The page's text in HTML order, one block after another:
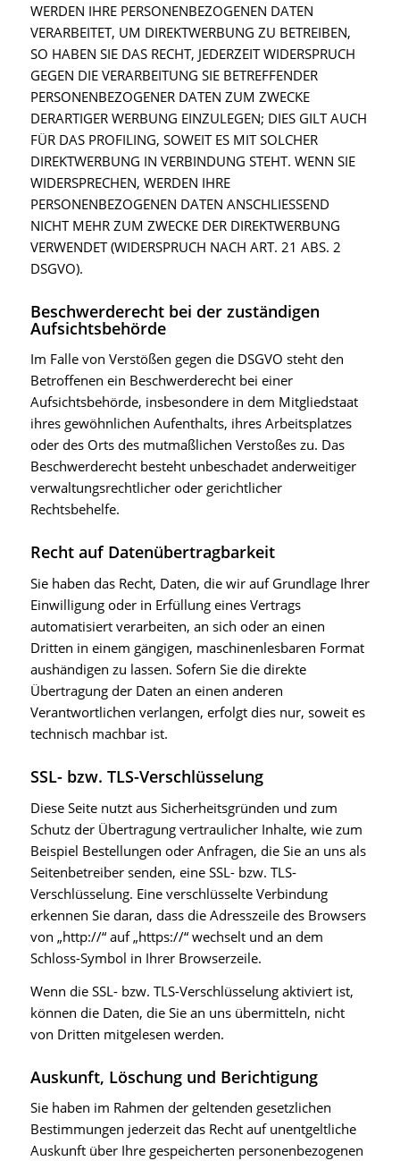
WERDEN IHRE PERSONENBEZOGENEN DATEN
VERARBEITET, UM DIREKTWERBUNG ZU BETREIBEN,
SO HABEN SIE DAS RECHT, JEDERZEIT WIDERSPRUCH
GEGEN DIE VERARBEITUNG SIE BETREFFENDER
PERSONENBEZOGENER DATEN ZUM ZWECKE
DERARTIGER WERBUNG EINZULEGEN; DIES GILT AUCH
FÜR DAS PROFILING, SOWEIT ES MIT SOLCHER
DIREKTWERBUNG IN VERBINDUNG STEHT. WENN SIE
WIDERSPRECHEN, WERDEN IHRE
PERSONENBEZOGENEN DATEN ANSCHLIESSEND
NICHT MEHR ZUM ZWECKE DER DIREKTWERBUNG
VERWENDET (WIDERSPRUCH NACH ART. 21 ABS. 2
DSGVO).
Beschwerde­recht bei der zuständigen
Aufsichts­behörde
Im Falle von Verstößen gegen die DSGVO steht den
Betroffenen ein Beschwerderecht bei einer
Aufsichtsbehörde, insbesondere in dem Mitgliedstaat
ihres gewöhnlichen Aufenthalts, ihres Arbeitsplatzes
oder des Orts des mutmaßlichen Verstoßes zu. Das
Beschwerderecht besteht unbeschadet anderweitiger
verwaltungsrechtlicher oder gerichtlicher
Rechtsbehelfe.
Recht auf Daten­übertrag­barkeit
Sie haben das Recht, Daten, die wir auf Grundlage Ihrer
Einwilligung oder in Erfüllung eines Vertrags
automatisiert verarbeiten, an sich oder an einen
Dritten in einem gängigen, maschinenlesbaren Format
aushändigen zu lassen. Sofern Sie die direkte
Übertragung der Daten an einen anderen
Verantwortlichen verlangen, erfolgt dies nur, soweit es
technisch machbar ist.
SSL- bzw. TLS-Verschlüsselung
Diese Seite nutzt aus Sicherheitsgründen und zum
Schutz der Übertragung vertraulicher Inhalte, wie zum
Beispiel Bestellungen oder Anfragen, die Sie an uns als
Seitenbetreiber senden, eine SSL- bzw. TLS-
Verschlüsselung. Eine verschlüsselte Verbindung
erkennen Sie daran, dass die Adresszeile des Browsers
von „http://“ auf „https://“ wechselt und an dem
Schloss-Symbol in Ihrer Browserzeile.
Wenn die SSL- bzw. TLS-Verschlüsselung aktiviert ist,
können die Daten, die Sie an uns übermitteln, nicht
von Dritten mitgelesen werden.
Auskunft, Löschung und Berichtigung
Sie haben im Rahmen der geltenden gesetzlichen
Bestimmungen jederzeit das Recht auf unentgeltliche
Auskunft über Ihre gespeicherten personenbezogenen